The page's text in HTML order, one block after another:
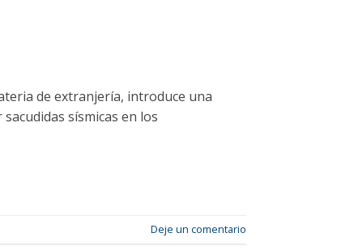
de extranjería, introduce una
sísmicas en los
Deje un comentario